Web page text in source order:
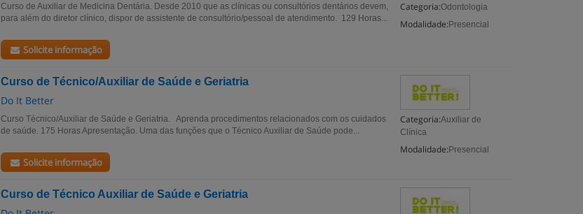
Categoria:Odontologia
Modalidade: Presencial
Curso de Auxiliar de Medicina Dentária. Desde 2010 que as clínicas ou consultórios dentários devem,
para além do diretor clínico, dispor de assistente de consultório/pessoal de atendimento. 129 Horas...
Solicite informação
Curso de Técnico/Auxiliar de Saúde e Geriatria
Do It Better
Categoria:Auxiliar de
Clínica
Modalidade: Presencial
Curso Técnico/Auxiliar de Saúde e Geriatria. Aprenda procedimentos relacionados com os cuidados
de saúde. 175 Horas Apresentação. Uma das funções que o Técnico Auxiliar de Saúde pode...
Solicite informação
Curso de Técnico Auxiliar de Saúde e Geriatria